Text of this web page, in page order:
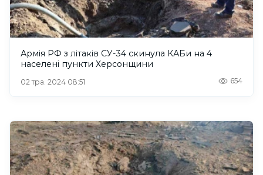
Армія РФ з літаків СУ-34 скинула КАБи на 4
населені пункти Херсонщини
02 тра. 2024 08:51 654